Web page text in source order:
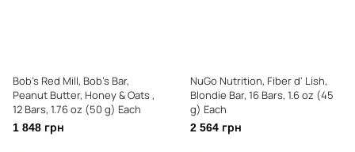
Bob's Red Mill, Bob's Bar,
Peanut Butter, Honey & Oats ,
12 Bars, 1.76 oz (50 g) Each
1 848 грн
NuGo Nutrition, Fiber d' Lish,
Blondie Bar, 16 Bars, 1.6 oz (45
g) Each
2 564 грн